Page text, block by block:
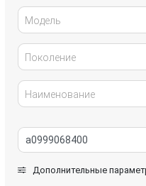
Kia
Land Rover
Mazda
Модель
Поколение
Наименование
Дополнительные